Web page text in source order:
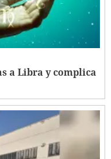
a Libra y complica